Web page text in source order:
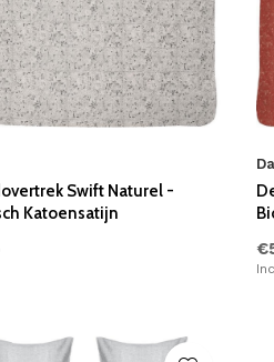
Swift Naturel -
Katoensatijn